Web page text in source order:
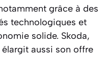
grâce à des
technologiques et
solide. Skoda,
aussi son offre